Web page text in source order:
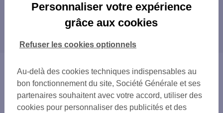
ANNECY
ANNECY-LE-VIEUX
BONNEVILLE
CRAN-GEVRIER
GAILLARD
LA ROCHE-SUR-FORON
PASSY
Les agences SG ENTREPRISE dans les
01 AIN
Entreprise
Haute-Savoie
Personnaliser votre expérience
grâce aux cookies
Au-delà des cookies techniques indispensables au
bon fonctionnement du site, Société Générale et ses
partenaires souhaitent avec votre accord, utiliser des
cookies pour personnaliser des publicités et des
Refuser les cookies optionnels